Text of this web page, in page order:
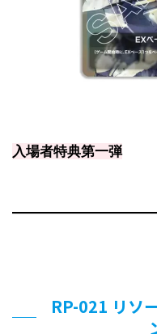
入場者特典第一弾
RP-021 リソ